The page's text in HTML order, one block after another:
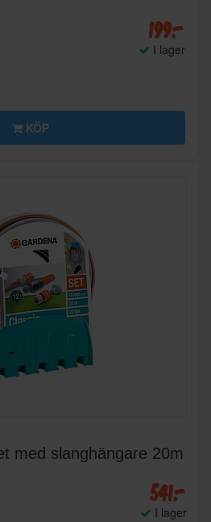
199:-
I lager
KÖP
med slanghängare 20m
541:-
I lager